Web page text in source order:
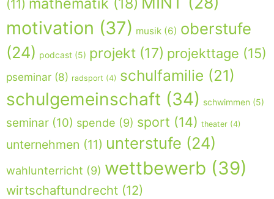
(11)
motivation (37) musik (6) oberstufe
(24) podcast (5) projekt (17) projekttage (15)
pseminar (8) radsport (4) schulfamilie (21)
schulgemeinschaft (34) schwimmen (5)
seminar (10) spende (9) sport (14) theater (4)
unternehmen (11) unterstufe (24)
wahlunterricht (9) wettbewerb (39)
wirtschaftundrecht (12)